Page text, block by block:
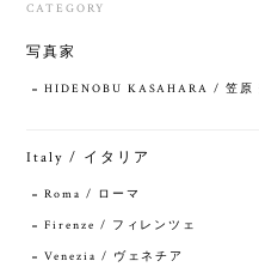
CATEGORY
写真家
HIDENOBU KASAHARA / 笠原
Italy / イタリア
Roma / ローマ
Firenze / フィレンツェ
Venezia / ヴェネチア